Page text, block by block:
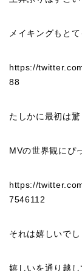
メイキングもと
https://
88
たしかに最初は驚
MVの世界観にぴ
https://
7546112
それは嬉しいでし
嬉しいを通り越し